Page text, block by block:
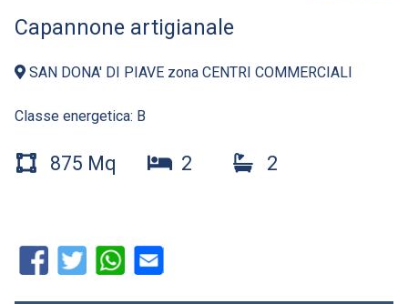
Capannone artigianale
SAN DONA' DI PIAVE zona CENTRI COMMERCIALI
Classe energetica: B
875 Mq 2 2